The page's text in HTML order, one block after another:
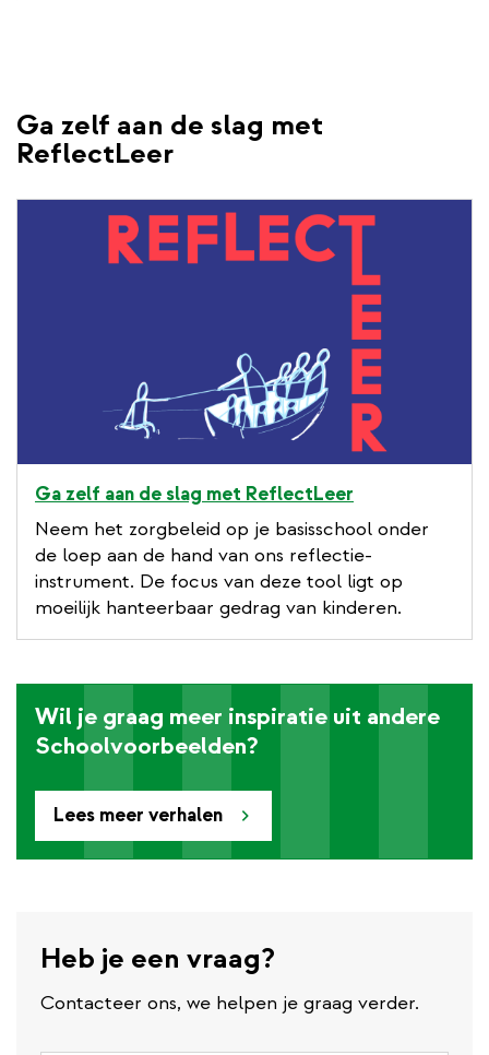
Ga zelf aan de slag met
ReflectLeer
Ga zelf aan de slag met ReflectLeer
Neem het zorgbeleid op je basisschool onder
de loep aan de hand van ons reflectie-
instrument. De focus van deze tool ligt op
moeilijk hanteerbaar gedrag van kinderen.
Lees meer verhalen
Wil je graag meer inspiratie uit andere
Schoolvoorbeelden?
Heb je een vraag?
Contacteer ons, we helpen je graag verder.